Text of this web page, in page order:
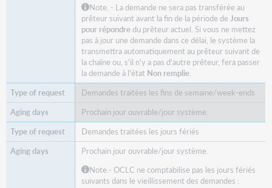
Note. - La demande ne sera pas transférée au
prêteur suivant avant la fin de la période de Jours
pour répondredu prêteur actuel. Si vous ne mettez
pas à jour une demande dans ce délai, le système la
transmettra automatiquement au prêteur suivant de
la chaîne ou, s'il n'y a pas d'autre prêteur, fera passer
la demande à l'état Non remplie.
Demandes traitées les fins de semaine/week-ends
Prochain jour ouvrable/jour système.
Demandes traitées les jours fériés
Prochain jour ouvrable/jour système.
Note.- OCLC ne comptabilise pas les jours fériés
suivants dans le vieillissement des demandes :